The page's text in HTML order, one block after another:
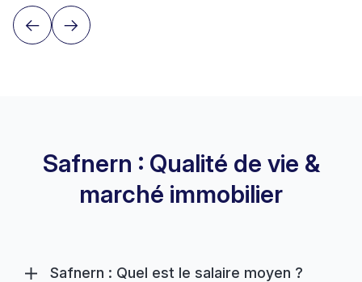
Safnern : Qualité de vie &
marché immobilier
Safnern : Quel est le salaire moyen ?